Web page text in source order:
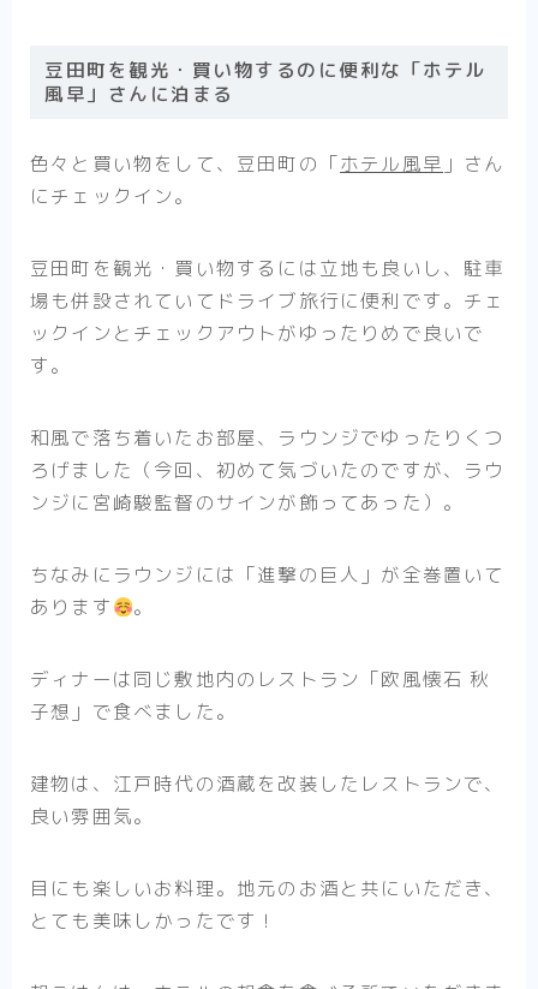
豆田町を観光・買い物するのに便利な「ホテル
風早」さんに泊まる
色々と買い物をして、豆田町の「ホテル風早 」さん
にチェックイン。
豆田町を観光・買い物するには立地も良いし、駐車
場も併設されていてドライブ旅行に便利です。チェ
ックインとチェックアウトがゆったりめで良いで
す。
和風で落ち着いたお部屋、ラウンジでゆったりくつ
ろげました（今回、初めて気づいたのですが、ラウ
ンジに宮崎駿監督のサインが飾ってあった）。
ちなみにラウンジには「進撃の巨人」が全巻置いて
あります
。
ディナーは同じ敷地内のレストラン「欧風懐石 秋
子想」で食べました。
建物は、江戸時代の酒蔵を改装したレストランで、
良い雰囲気。
目にも楽しいお料理。地元のお酒と共にいただき、
とても美味しかったです！